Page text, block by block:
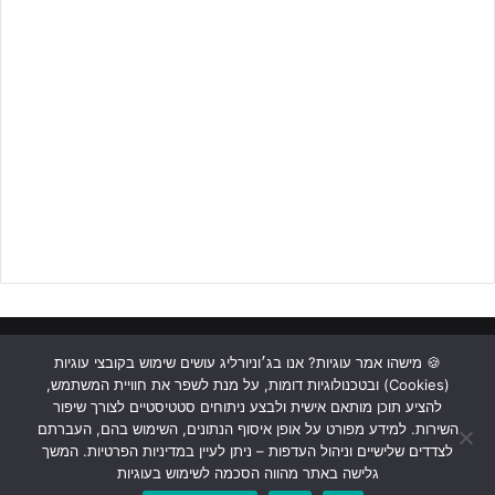
ראשי כתבות תכנים מקצועיים תנאי שימוש
מדיניות אבטחה
כתבו לנו
Facebook
YouTube
Instagram
🍪 מישהו אמר עוגיות? אנו בג׳וניורליג עושים שימוש בקובצי עוגיות
(Cookies) ובטכנולוגיות דומות, על מנת לשפר את חוויית המשתמש,
להציע תוכן מותאם אישית ולבצע ניתוחים סטטיסטיים לצורך שיפור
השירות. למידע מפורט על אופן איסוף הנתונים, השימוש בהם, העברתם
לצדדים שלישיים וניהול העדפות – ניתן לעיין במדיניות הפרטיות. המשך
גלישה באתר מהווה הסכמה לשימוש בעוגיות